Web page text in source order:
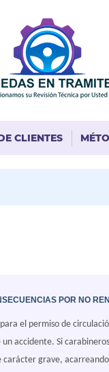
CLIENTES
POR NO
el permiso de
accidente. Si
grave,